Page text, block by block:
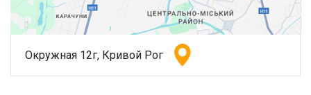
Окружная 12г, Кривой Рог